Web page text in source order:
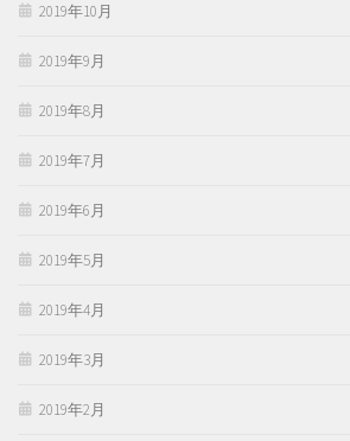
2019年10月
2019年9月
2019年8月
2019年7月
2019年6月
2019年5月
2019年4月
2019年3月
2019年2月